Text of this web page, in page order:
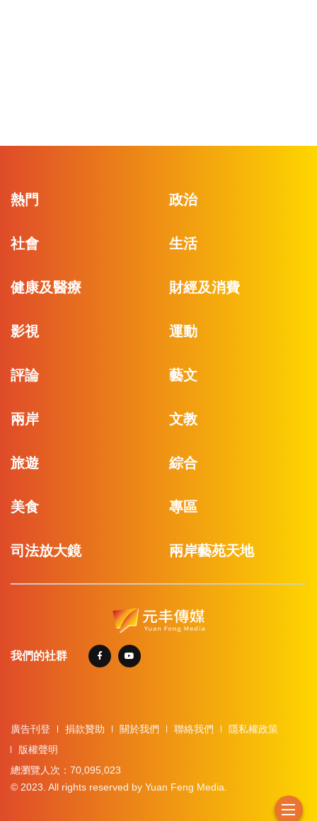
熱門 政治
社會 生活
健康及醫療 財經及消費
影視 運動
評論 藝文
兩岸 文教
旅遊 綜合
美食 專區
司法放大鏡 兩岸藝苑天地
我們的社群
廣告刊登 捐款贊助 關於我們 聯絡我們
隱私權政策
版權聲明
總瀏覽人次：70,095,023
© 2023. All rights reserved by Yuan Feng Media.